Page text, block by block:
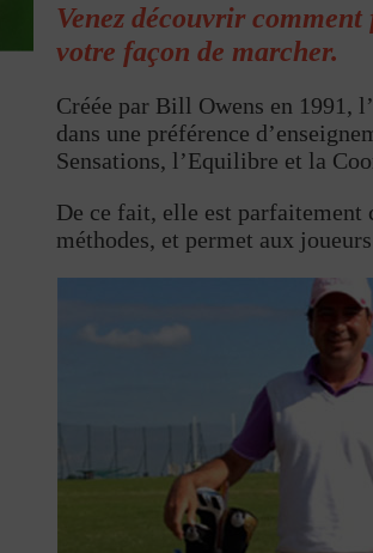
Venez découvrir
votre façon de marcher.
Créée par Bill Owens en
dans une préférence
Sensations, l’Equilibre et la
De ce fait, elle est parfaitement
méthodes, et permet aux